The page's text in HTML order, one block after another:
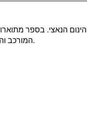
הנאצי. בספר
המורכב והבלתי-נפסק להישרדות עם אביו.